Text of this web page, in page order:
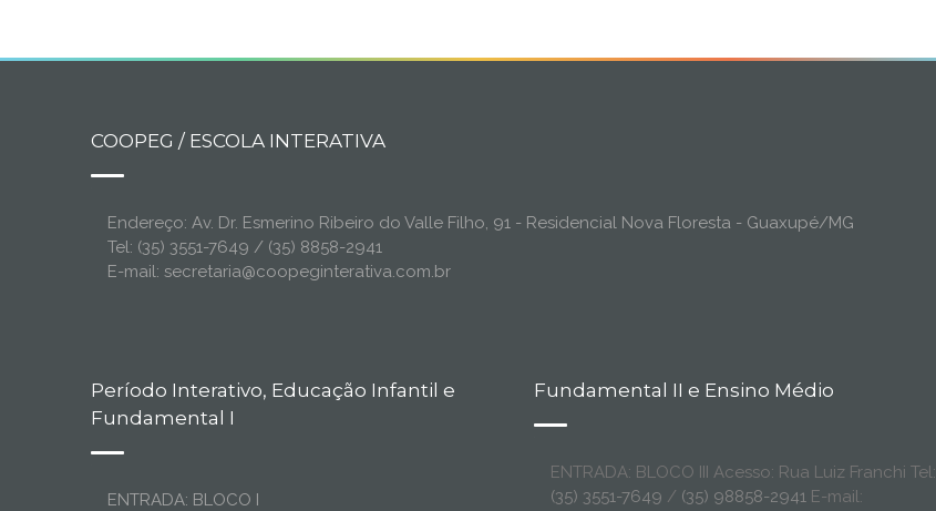
COOPEG / ESCOLA INTERATIVA
Endereço: Av. Dr. Esmerino Ribeiro do Valle Filho, 91 - Residencial Nova Floresta - Guaxupé/MG
Tel: (35) 3551-7649 / (35) 8858-2941
E-mail: secretaria@coopeginterativa.com.br
Período Interativo, Educação Infantil e
Fundamental I
ENTRADA: BLOCO I
Fundamental II e Ensino Médio
ENTRADA: BLOCO III Acesso: Rua Luiz Franchi Tel:
(35) 3551-7649 / (35) 98858-2941E-mail: